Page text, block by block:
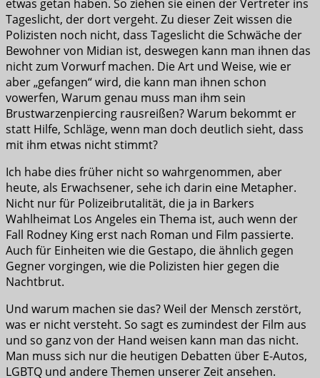
etwas getan haben. So ziehen sie einen der Vertreter ins
Tageslicht, der dort vergeht. Zu dieser Zeit wissen die
Polizisten noch nicht, dass Tageslicht die Schwäche der
Bewohner von Midian ist, deswegen kann man ihnen das
nicht zum Vorwurf machen. Die Art und Weise, wie er
aber „gefangen“ wird, die kann man ihnen schon
vowerfen, Warum genau muss man ihm sein
Brustwarzenpiercing rausreißen? Warum bekommt er
statt Hilfe, Schläge, wenn man doch deutlich sieht, dass
mit ihm etwas nicht stimmt?
Ich habe dies früher nicht so wahrgenommen, aber
heute, als Erwachsener, sehe ich darin eine Metapher.
Nicht nur für Polizeibrutalität, die ja in Barkers
Wahlheimat Los Angeles ein Thema ist, auch wenn der
Fall Rodney King erst nach Roman und Film passierte.
Auch für Einheiten wie die Gestapo, die ähnlich gegen
Gegner vorgingen, wie die Polizisten hier gegen die
Nachtbrut.
Und warum machen sie das? Weil der Mensch zerstört,
was er nicht versteht. So sagt es zumindest der Film aus
und so ganz von der Hand weisen kann man das nicht.
Man muss sich nur die heutigen Debatten über E-Autos,
LGBTQ und andere Themen unserer Zeit ansehen.